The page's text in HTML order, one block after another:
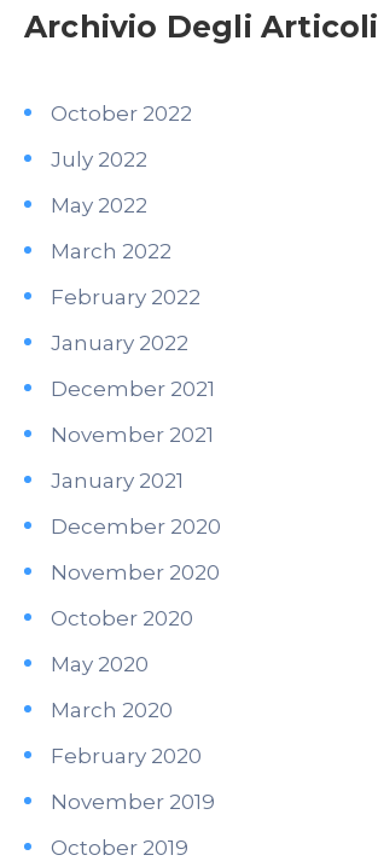
Archivio Degli Articoli
October 2022
July 2022
May 2022
March 2022
February 2022
January 2022
December 2021
November 2021
January 2021
December 2020
November 2020
October 2020
May 2020
March 2020
February 2020
November 2019
October 2019